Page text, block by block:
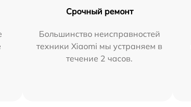
Срочный ремонт
Большинство неисправностей
техники Xiaomi мы устраняем в
течение 2 часов.